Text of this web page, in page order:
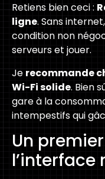
Retiens bien ceci :
ligne. Sans
condition non
serveurs et jouer.
Jerecommande
Wi-Fi solide. Bien
gare à la
intempestifs qui
Un
l’interface